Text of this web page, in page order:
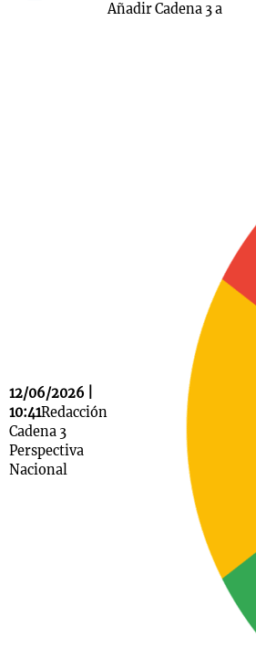
12/06/2026 |
10:41Redacción
Cadena 3
Perspectiva
Nacional
Añadir Cadena 3 a
Mundial 2026